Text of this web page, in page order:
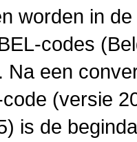
worden in
codes
Na een
(versie
is de